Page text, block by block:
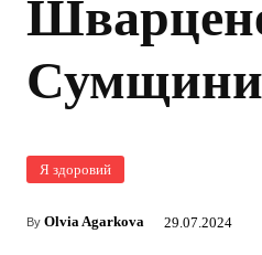
Сумщини
Я здоровий
By Olvia Agarkova 29.07.2024